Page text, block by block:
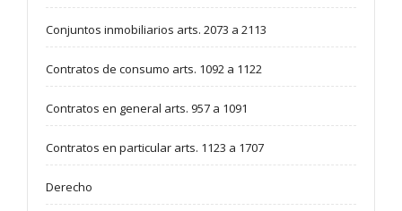
Conjuntos inmobiliarios arts. 2073 a 2113
Contratos de consumo arts. 1092 a 1122
Contratos en general arts. 957 a 1091
Contratos en particular arts. 1123 a 1707
Derecho